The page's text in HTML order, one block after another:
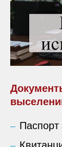
Паспорт